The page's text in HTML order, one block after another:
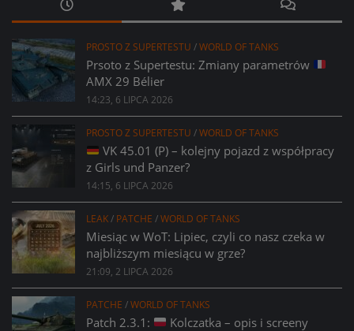
PROSTO Z SUPERTESTU /WORLD OF TANKS
Prsoto z Supertestu: Zmiany parametrów
AMX 29 Bélier
14:23, 6 LIPCA 2026
PROSTO Z SUPERTESTU /WORLD OF TANKS
VK 45.01 (P) – kolejny pojazd z współpracy
z Girls und Panzer?
14:15, 6 LIPCA 2026
LEAK/ PATCHE /WORLD OF TANKS
Miesiąc w WoT: Lipiec, czyli co nasz czeka w
najbliższym miesiącu w grze?
21:09, 2 LIPCA 2026
PATCHE /WORLD OF TANKS
Patch 2.3.1: Kolczatka – opis i screeny